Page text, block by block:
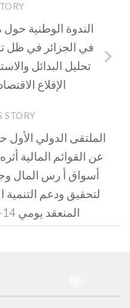
الندوة الوطنية حول
في الجزائر في ظل
تحليل البدائل
الإقلاع الاقتصادي- 02
STORY
الملتقى الدولي
عن القوائم المالية
أسواق أ رس المال
لتحقيق ودعم التنمية
المنعقد يومي 14-13 ديسمبر 2016